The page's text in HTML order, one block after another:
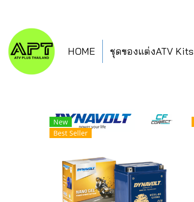
HOME ชุดของแต่งATV Kits
New
Best Seller